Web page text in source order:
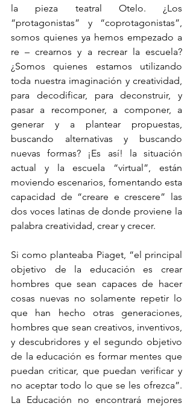
la pieza teatral Otelo. ¿Los
“protagonistas” y “coprotagonistas”,
somos quienes ya hemos empezado a
re – crearnos y a recrear la escuela?
¿Somos quienes estamos utilizando
toda nuestra imaginación y creatividad,
para decodificar, para deconstruir, y
pasar a recomponer, a componer, a
generar y a plantear propuestas,
buscando alternativas y buscando
nuevas formas? ¡Es así! la situación
actual y la escuela “virtual”, están
moviendo escenarios, fomentando esta
capacidad de “creare e crescere” las
dos voces latinas de donde proviene la
palabra creatividad, crear y crecer.
Si como planteaba Piaget, “el principal
objetivo de la educación es crear
hombres que sean capaces de hacer
cosas nuevas no solamente repetir lo
que han hecho otras generaciones,
hombres que sean creativos, inventivos,
y descubridores y el segundo objetivo
de la educación es formar mentes que
puedan criticar, que puedan verificar y
no aceptar todo lo que se les ofrezca”.
La Educación no encontrará mejores